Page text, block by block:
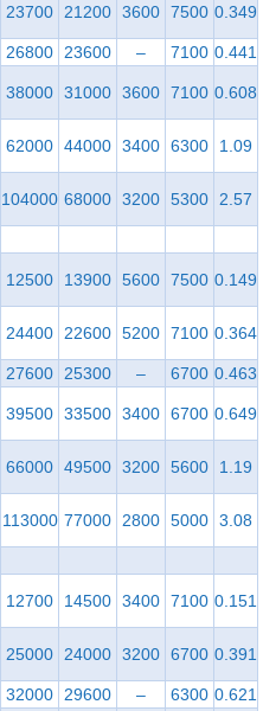
23700 21200 3600 7500 0.349
26800 23600 – 7100 0.441
38000 31000 3600 7100 0.608
62000 44000 3400 6300 1.09
104000 68000 3200 5300 2.57
12500 13900 5600 7500 0.149
24400 22600 5200 7100 0.364
27600 25300 – 6700 0.463
39500 33500 3400 6700 0.649
66000 49500 3200 5600 1.19
113000 77000 2800 5000 3.08
12700 14500 3400 7100 0.151
25000 24000 3200 6700 0.391
32000 29600 – 6300 0.621